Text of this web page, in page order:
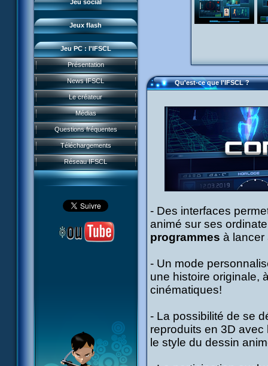
Jeu social
Jeux flash
Sector 2 Escape
Jeu PC : l'IFSCL
Présentation
News IFSCL
Le créateur
Médias
Questions fréquentes
Téléchargements
Réseau IFSCL
Qu'est-ce que l'IFSCL ?
- Des interfaces
animé sur ses
programmes à lancer
- Un mode
une histoire originale,
cinématiques!
- La possibilité de se
reproduits en 3D
le style du dessin